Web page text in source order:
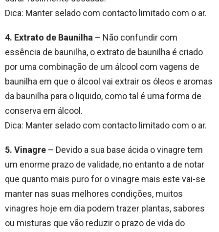
Dica: Manter selado com contacto limitado com o ar.
4. Extrato de Baunilha – Não confundir com
essência de baunilha, o extrato de baunilha é criado
por uma combinação de um álcool com vagens de
baunilha em que o álcool vai extrair os óleos e aromas
da baunilha para o liquido, como tal é uma forma de
conserva em álcool.
Dica: Manter selado com contacto limitado com o ar.
5. Vinagre – Devido a sua base ácida o vinagre tem
um enorme prazo de validade, no entanto a de notar
que quanto mais puro for o vinagre mais este vai-se
manter nas suas melhores condições, muitos
vinagres hoje em dia podem trazer plantas, sabores
ou misturas que vão reduzir o prazo de vida do